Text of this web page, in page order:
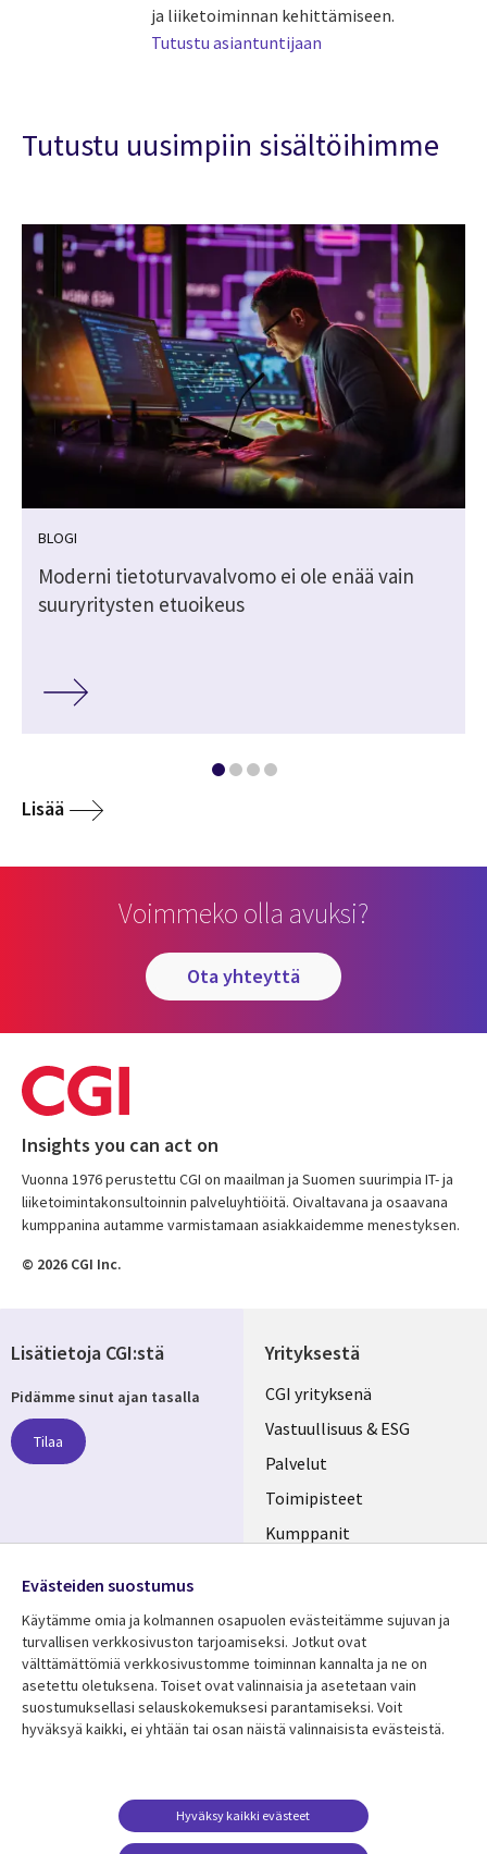
ja liiketoiminnan kehittämiseen.
Tutustu asiantuntijaan
Tutustu uusimpiin sisältöihimme
BLOGI
Moderni tietoturvavalvomo ei ole enää vain
suuryritysten etuoikeus
Lisää
Voimmeko olla avuksi?
ota yhteyttä
Insights you can act on
Vuonna 1976 perustettu CGI on maailman ja Suomen suurimpia IT- ja
liiketoimintakonsultoinnin palveluyhtiöitä. Oivaltavana ja osaavana
kumppanina autamme varmistamaan asiakkaidemme menestyksen.
© 2026 CGI Inc.
Yrityksestä
Useful
links
FINLAND
CGI yrityksenä
Vastuullisuus & ESG
Palvelut
Toimipisteet
Kumppanit
Resurssikeskus
Library
FINLAND
Asiakastarinat
Lisätietoa
Legal
Tietosuoja
Käyttöehdot
Yhteystiedot
Lisätietoja CGI:stä
Pidämme sinut ajan tasalla
Tilaa
Media
FINLAND
Evästeiden suostumus
Käytämme omia ja kolmannen osapuolen evästeitämme sujuvan ja
turvallisen verkkosivuston tarjoamiseksi. Jotkut ovat
välttämättömiä verkkosivustomme toiminnan kannalta ja ne on
asetettu oletuksena. Toiset ovat valinnaisia ​​ja asetetaan vain
suostumuksellasi selauskokemuksesi parantamiseksi. Voit
hyväksyä kaikki, ei yhtään tai osan näistä valinnaisista evästeistä.
Hyväksy kaikki evästeet